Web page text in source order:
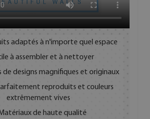
adaptés à n'importe quel espace
à assembler et à nettoyer
de designs magnifiques et originaux
reproduits et couleurs
extrêmement vives
de haute qualité